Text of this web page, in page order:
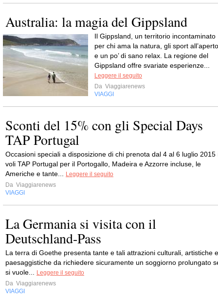
Australia: la magia del Gippsland
Il Gippsland, un territorio incontaminato
per chi ama la natura, gli sport all’aperto
e un po’ di sano relax. La regione del
Gippsland offre svariate esperienze...
Leggere il seguito
Da Viaggiarenews
VIAGGI
Sconti del 15% con gli Special Days
TAP Portugal
Occasioni speciali a disposizione di chi prenota dal 4 al 6 luglio 2015
voli TAP Portugal per il Portogallo, Madeira e Azzorre incluse, le
Americhe e tante... Leggere il seguito
Da Viaggiarenews
VIAGGI
La Germania si visita con il
Deutschland-Pass
La terra di Goethe presenta tante e tali attrazioni culturali, artistiche e
paesaggistiche da richiedere sicuramente un soggiorno prolungato
si vuole... Leggere il seguito
Da Viaggiarenews
VIAGGI